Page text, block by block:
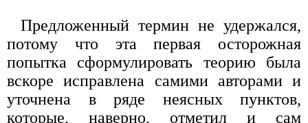
Предложенный термин не удержался,
потому что эта первая осторожная
попытка сформулировать теорию была
вскоре исправлена самими авторами и
уточнена в ряде неясных пунктов,
которые, наверно, отметил и сам